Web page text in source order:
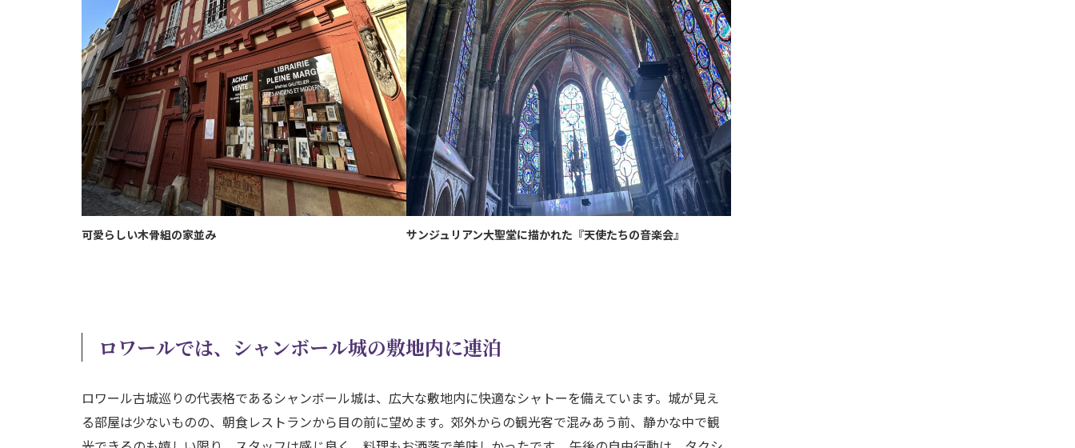
可愛らしい木骨組の家並み サンジュリアン大聖堂に描かれた『天使たちの音楽会』
ロワールでは、シャンボール城の敷地内に連泊
ロワール古城巡りの代表格であるシャンボール城は、広大な敷地内に快適なシャトーを備えています。城が見え
る部屋は少ないものの、朝食レストランから目の前に望めます。郊外からの観光客で混みあう前、静かな中で観